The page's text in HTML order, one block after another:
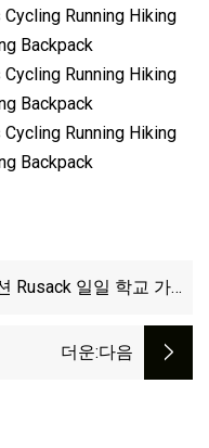
Rusack 일일 학교 가방
더운:다음